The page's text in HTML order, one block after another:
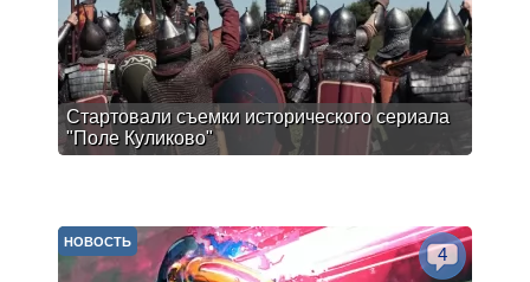
Стартовали съемки исторического сериала
"Поле Куликово"
НОВОСТЬ
4